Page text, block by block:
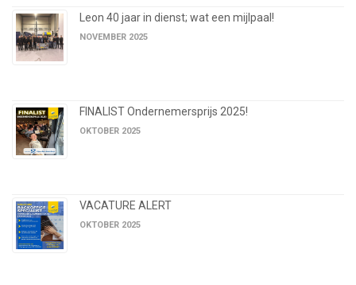
Leon 40 jaar in dienst; wat een mijlpaal!
NOVEMBER 2025
FINALIST Ondernemersprijs 2025!
OKTOBER 2025
VACATURE ALERT
OKTOBER 2025